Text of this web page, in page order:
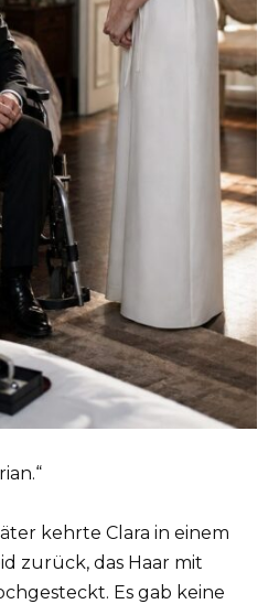
kehrte Clara in einem
zurück, das Haar mit
Es gab keine